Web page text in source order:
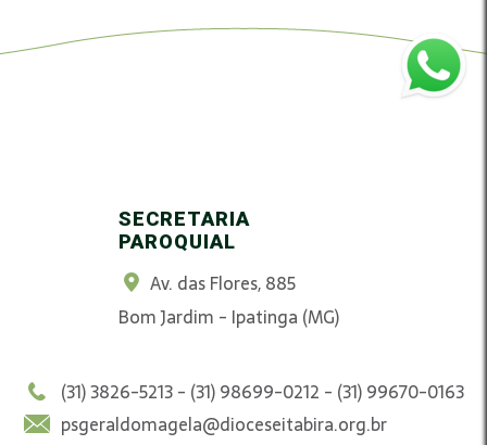
SECRETARIA
PAROQUIAL
Av. das Flores, 885
Bom Jardim - Ipatinga (MG)
(31) 3826-5213 - (31) 98699-0212 - (31) 99670-0163
psgeraldomagela@dioceseitabira.org.br